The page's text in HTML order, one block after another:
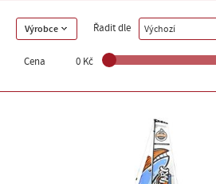
Výrobce Řadit dle Výchozí
Cena 0 Kč